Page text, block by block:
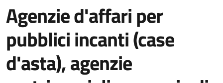
Agenzie d'affari per
pubblici incanti (case
d'asta), agenzie